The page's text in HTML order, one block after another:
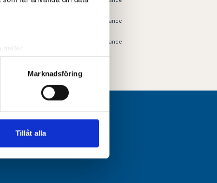
meter
. Du kan ändra
information från din enhet
kombinera informationen
Marknadsföring
Tillåt alla
Tävlande
Tävlande